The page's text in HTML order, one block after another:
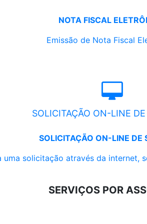
NOTA FISCAL
Emissão de Nota Fiscal
SOLICITAÇÃO ON-LINE
SOLICITAÇÃO ON-LINE DE
uma solicitação através da internet,
SERVIÇOS POR